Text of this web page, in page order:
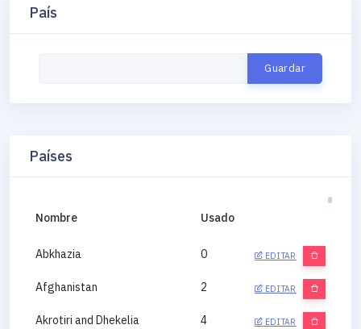
País
Países
Nombre Usado
Abkhazia 0 EDITAR
Afghanistan 2 EDITAR
Akrotiri and Dhekelia 4 EDITAR